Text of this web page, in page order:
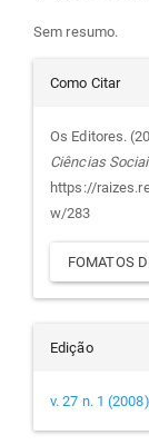
Sem resumo.
do
Como Citar
Os Editores.
Ciências
https://
w/283
FOMATOS
Edição
v. 27 n. 1 (2008)